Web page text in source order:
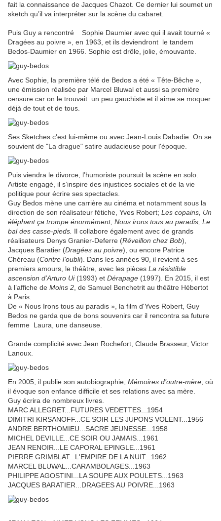
fait la connaissance de Jacques Chazot. Ce dernier lui soumet un
sketch qu’il va interpréter sur la scène du cabaret.
Puis Guy a rencontré Sophie Daumier avec qui il avait tourné «
Dragées au poivre », en 1963, et ils deviendront le tandem
Bedos-Daumier en 1966. Sophie est drôle, jolie, émouvante.
Avec Sophie, la première télé de Bedos a été « Tête-Bêche »,
une émission réalisée par Marcel Bluwal et aussi sa première
censure car on le trouvait un peu gauchiste et il aime se moquer
déjà de tout et de tous.
Ses Sketches c'est lui-même ou avec Jean-Louis Dabadie. On se
souvient de "La drague" satire audacieuse pour l'époque.
Puis viendra le divorce, l’humoriste poursuit la scène en solo.
Artiste engagé, il s’inspire des injustices sociales et de la vie
politique pour écrire ses spectacles.
Guy Bedos mène une carrière au cinéma et notamment sous la
direction de son réalisateur fétiche, Yves Robert; Les copains, Un
éléphant ça trompe énormément, Nous irons tous au paradis, Le
bal des casse-pieds. Il collabore également avec de grands
réalisateurs Denys Granier-Deferre (Réveillon chez Bob),
Jacques Baratier (Dragées au poivre), ou encore Patrice
Chéreau (Contre l’oubli). Dans les années 90, il revient à ses
premiers amours, le théâtre, avec les pièces La résistible
ascension d’Arturo Ui(1993) et Dérapage (1997). En 2015, il est
à l’affiche de Moins 2 , de Samuel Benchetrit au théâtre Hébertot
à Paris.
De « Nous Irons tous au paradis », la film d'Yves Robert, Guy
Bedos ne garda que de bons souvenirs car il rencontra sa future
femme Laura, une danseuse.
Grande complicité avec Jean Rochefort, Claude Brasseur, Victor
Lanoux.
En 2005, il publie son autobiographie, Mémoires d’outre-mère , où
il évoque son enfance difficile et ses relations avec sa mère.
Guy écrira de nombreux livres.
MARC ALLEGRET...FUTURES VEDETTES...1954
DIMITRI KIRSANOFF...CE SOIR LES JUPONS VOLENT...1956
ANDRE BERTHOMIEU...SACRE JEUNESSE...1958
MICHEL DEVILLE...CE SOIR OU JAMAIS...1961
JEAN RENOIR...LE CAPORAL EPINGLE...1961
PIERRE GRIMBLAT...L'EMPIRE DE LA NUIT...1962
MARCEL BLUWAL...CARAMBOLAGES...1963
PHILIPPE AGOSTINI...LA SOUPE AUX POULETS...1963
JACQUES BARATIER...DRAGEES AU POIVRE...1963